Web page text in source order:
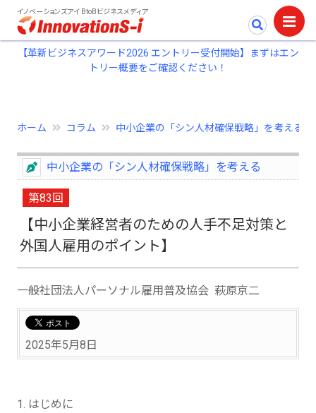
イノベーションズアイ BtoBビジネスメディア
【革新ビジネスアワード2026 エントリー受付開始】まずはエン
トリー概要をご確認ください！
ホーム コラム 中小企業の「シン人材確保戦略」を考える
中小企業の「シン人材確保戦略」を考える
第83回
【中小企業経営者のための人手不足対策と
外国人雇用のポイント】
一般社団法人パーソナル雇用普及協会 萩原京二
2025年5月8日
1. はじめに